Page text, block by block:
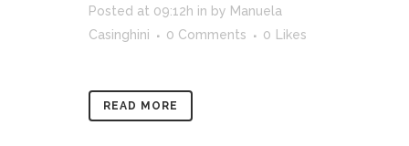
Posted at 09:12h in by Manuela
Casinghini
0 Comments 0 Likes
READ MORE